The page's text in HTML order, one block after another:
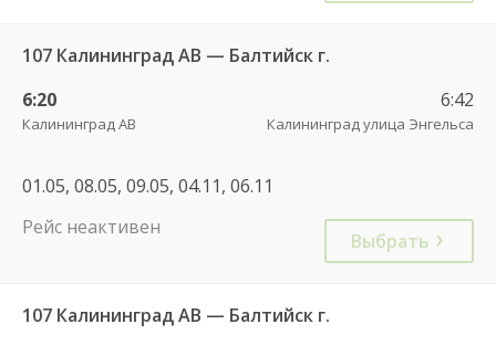
107 Калининград АВ — Балтийск г.
6:20
Калининград АВ
6:42
Калининград улица Энгельса
01.05, 08.05, 09.05, 04.11, 06.11
Рейс неактивен
Выбрать
107 Калининград АВ — Балтийск г.